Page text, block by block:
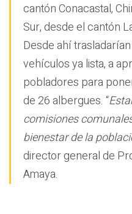
cantón Conacastal,
Sur, desde el cantón
Desde ahí
vehículos ya lista, a
pobladores para
de 26 albergues. “
comisiones
bienestar de la
director general de
Amaya.